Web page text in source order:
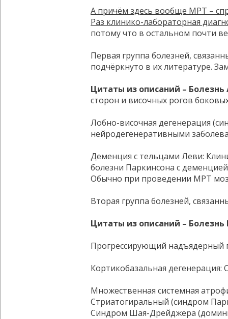
А причём здесь вообще МРТ –
Раз клинико-лабораторная
потому что в остальном почти
Первая группа болезней,
подчёркнуто в их литературе.
Цитаты из описаний –
сторон и височных рогов
Лобно-височная дегенерация
нейродегенеративными
Деменция с тельцами Леви:
болезни Паркинсона с
Обычно при проведении МРТ
Вторая группа болезней,
Цитаты из описаний – Болезнь
Прогрессирующий надъядерный
Кортикобазальная
Множественная системная
Стриатогиральный (синдром
Синдром Шая-Дрейджера